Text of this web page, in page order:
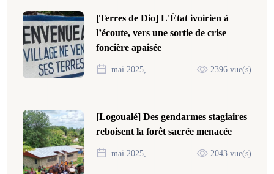
[Terres de Dio] L'État ivoirien à
l’écoute, vers une sortie de crise
foncière apaisée
mai 2025, 2396 vue(s)
[Logoualé] Des gendarmes stagiaires
reboisent la forêt sacrée menacée
mai 2025, 2043 vue(s)